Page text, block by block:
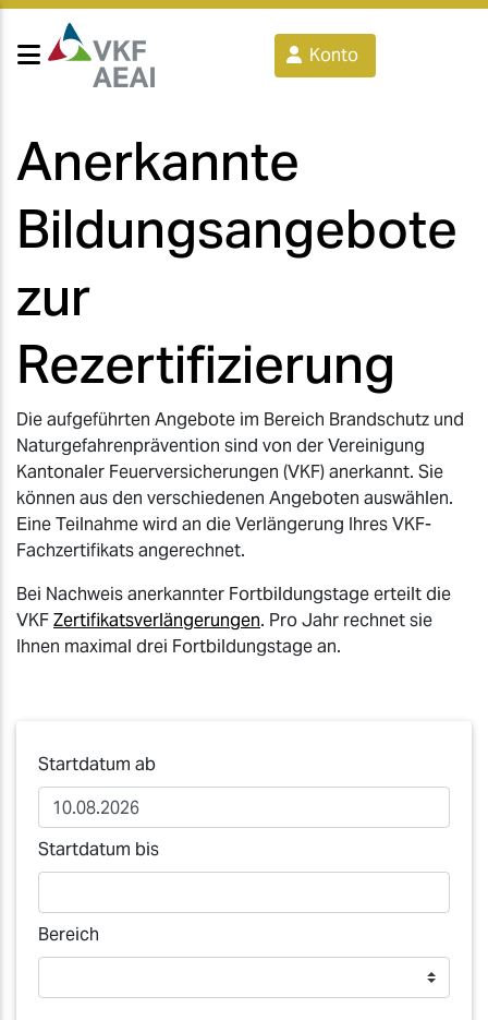
Konto
Anerkannte
Bildungsangebote
zur
Rezertifizierung
Die aufgeführten Angebote im Bereich Brandschutz und
Naturgefahrenprävention sind von der Vereinigung
Kantonaler Feuerversicherungen (VKF) anerkannt. Sie
können aus den verschiedenen Angeboten auswählen.
Eine Teilnahme wird an die Verlängerung Ihres VKF-
Fachzertifikats angerechnet.
Bei Nachweis anerkannter Fortbildungstage erteilt die
VKFZertifikatsverlängerungen. Pro Jahr rechnet sie
Ihnen maximal drei Fortbildungstage an.
Startdatum ab
Startdatum bis
Bereich